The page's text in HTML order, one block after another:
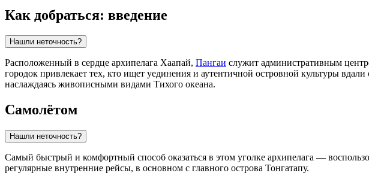
Как добраться: введение
Нашли неточность?
Расположенный в сердце архипелага Хаапай, Пангаи служит административным
городок привлекает тех, кто ищет уединения и аутентичной островной культуры
наслаждаясь живописными видами Тихого океана.
Самолётом
Нашли неточность?
Самый быстрый и комфортный способ оказаться в этом уголке архипелага —
регулярные внутренние рейсы, в основном с главного острова Тонгатапу.